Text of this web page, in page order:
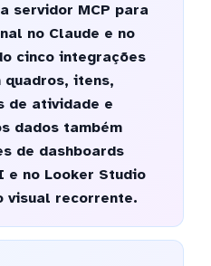
servidor MCP para
no Claude e no
cinco integrações
quadros, itens,
de atividade e
dados também
de dashboards
e no Looker Studio
visual recorrente.